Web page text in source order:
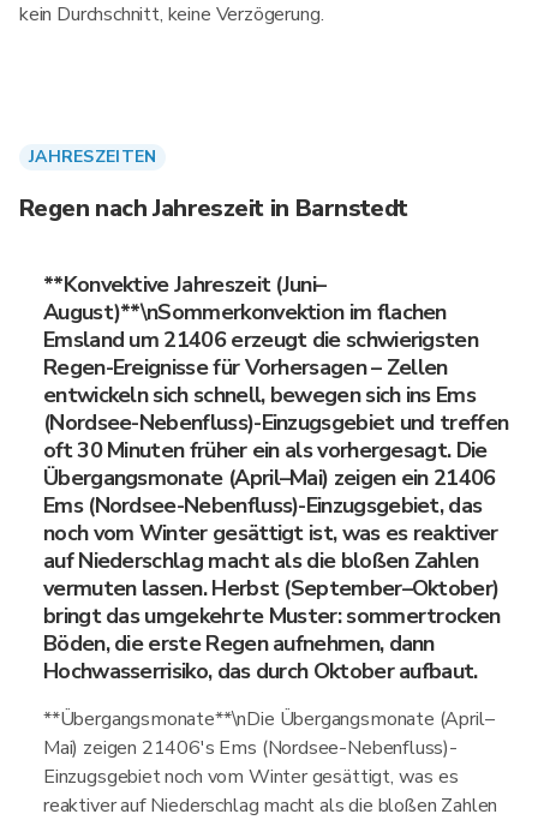
kein Durchschnitt, keine Verzögerung.
JAHRESZEITEN
Regen nach Jahreszeit in Barnstedt
**Konvektive Jahreszeit (Juni–
August)**\nSommerkonvektion im flachen
Emsland um 21406 erzeugt die schwierigsten
Regen-Ereignisse für Vorhersagen – Zellen
entwickeln sich schnell, bewegen sich ins Ems
(Nordsee-Nebenfluss)-Einzugsgebiet und treffen
oft 30 Minuten früher ein als vorhergesagt. Die
Übergangsmonate (April–Mai) zeigen ein 21406
Ems (Nordsee-Nebenfluss)-Einzugsgebiet, das
noch vom Winter gesättigt ist, was es reaktiver
auf Niederschlag macht als die bloßen Zahlen
vermuten lassen. Herbst (September–Oktober)
bringt das umgekehrte Muster: sommertrocken
Böden, die erste Regen aufnehmen, dann
Hochwasserrisiko, das durch Oktober aufbaut.
**Übergangsmonate**\nDie Übergangsmonate (April–
Mai) zeigen 21406's Ems (Nordsee-Nebenfluss)-
Einzugsgebiet noch vom Winter gesättigt, was es
reaktiver auf Niederschlag macht als die bloßen Zahlen